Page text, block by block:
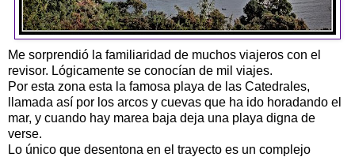
Me sorprendió la familiaridad de muchos viajeros con el
revisor. Lógicamente se conocían de mil viajes.
Por esta zona esta la famosa playa de las Catedrales,
llamada así por los arcos y cuevas que ha ido horadando el
mar, y cuando hay marea baja deja una playa digna de
verse.
Lo único que desentona en el trayecto es un complejo